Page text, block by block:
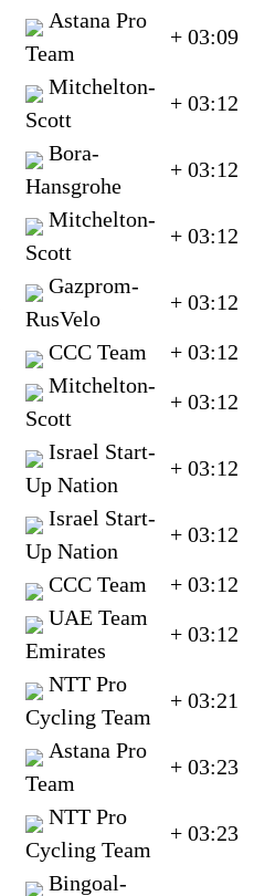
Astana Pro
Team
+ 03:09
Mitchelton-
Scott
+ 03:12
Bora-
Hansgrohe
+ 03:12
Mitchelton-
Scott
+ 03:12
Gazprom-
RusVelo
+ 03:12
CCC Team + 03:12
Mitchelton-
Scott
+ 03:12
Israel Start-
Up Nation
+ 03:12
Israel Start-
Up Nation
+ 03:12
CCC Team + 03:12
UAE Team
Emirates
+ 03:12
NTT Pro
Cycling Team
+ 03:21
Astana Pro
Team
+ 03:23
NTT Pro
Cycling Team
+ 03:23
Bingoal-